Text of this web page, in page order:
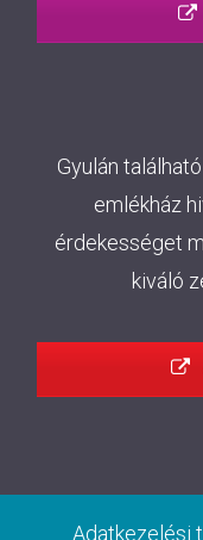
Gyulán
emlékház
érdekességet
kiváló
Adatkezelési